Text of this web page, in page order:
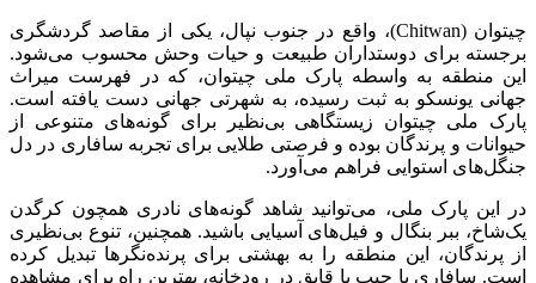
چیتوان (Chitwan)، واقع در جنوب نپال، یکی از مقاصد گردشگری
برجسته برای دوستداران طبیعت و حیات وحش محسوب می‌شود.
این منطقه به واسطه پارک ملی چیتوان، که در فهرست میراث
جهانی یونسکو به ثبت رسیده، به شهرتی جهانی دست یافته است.
پارک ملی چیتوان زیستگاهی بی‌نظیر برای گونه‌های متنوعی از
حیوانات و پرندگان بوده و فرصتی طلایی برای تجربه سافاری در دل
جنگل‌های استوایی فراهم می‌آورد.
در این پارک ملی، می‌توانید شاهد گونه‌های نادری همچون کرگدن
یک‌شاخ، ببر بنگال و فیل‌های آسیایی باشید. همچنین، تنوع بی‌نظیری
از پرندگان، این منطقه را به بهشتی برای پرنده‌نگرها تبدیل کرده
است. سافاری با جیپ یا قایق در رودخانه، بهترین راه برای مشاهده